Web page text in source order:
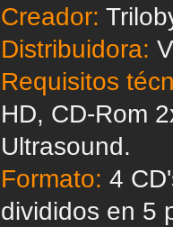
Creador:
Distribuidora:
Requisitos
HD, CD-Rom
Ultrasound.
Formato: 4
divididos en 5